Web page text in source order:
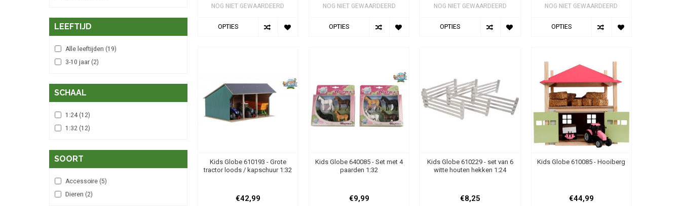
LEEFTIJD
Alle leeftijden (19)
3-10 jaar (2)
SCHAAL
1:24(12)
1:32 (12)
SOORT
Accessoire (5)
Dieren (2)
NOG NIET GEWAARDEERD
OPTIES
NOG NIET GEWAARDEERD
OPTIES
NOG NIET GEWAARDEERD
OPTIES
NOG NIET GEWAARDEERD
OPTIES
Kids Globe 610193 - Grote
tractor loods / kapschuur 1:32
€42,99
Kids Globe 640085 - Set met 4
paarden 1:32
€9,99
Kids Globe 610229 - set van 6
witte houten hekken 1:24
€8,25
Kids Globe 610085 - Hooiberg
€44,99